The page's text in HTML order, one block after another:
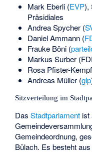
Mark Eberli (EVP),
Präsidiales
Andrea Spycher (
Daniel Ammann (
Frauke Böni (
Markus Surber
Rosa Pfister-
Andreas Müller (glp
Sitzverteilung im
DasStadtparlament ist
Gemeindeordnung,
Bülach. Es besteht